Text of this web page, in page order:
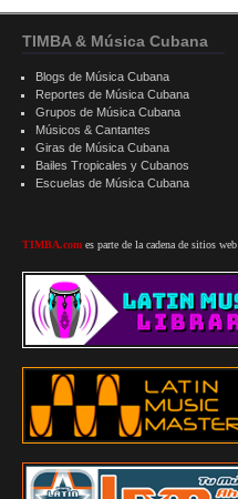
TIMBA & Música Cubana
Blogs de Música Cubana
Reportes de Música Cubana
Grupos de Música Cubana
Músicos & Cantantes
Giras de Música Cubana
Bailes Tropicales y Cubanos
Escuelas de Música Cubana
TIMBA.com es parte de la cadena de sitios web